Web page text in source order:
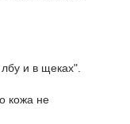
и в щеках".
кожа не